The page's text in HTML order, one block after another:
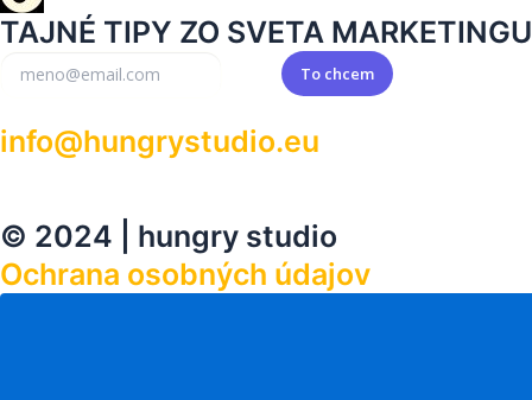
TAJNÉ TIPY ZO SVETA MARKETINGU
To chcem
info@hungrystudio.eu
© 2024 | hungry studio
Ochrana osobných údajov